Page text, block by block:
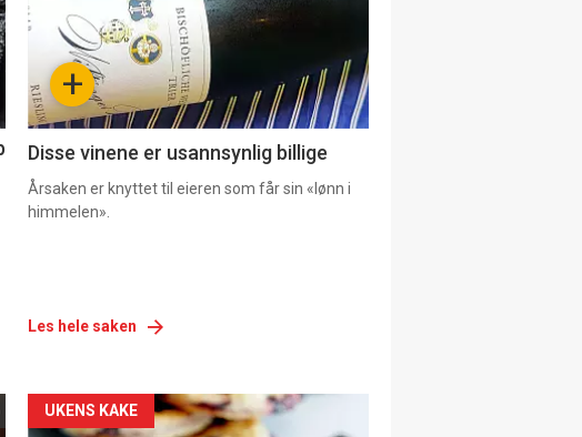
nå
3 +
Disse vinene er usannsynlig billige
Årsaken er knyttet til eieren som får sin «lønn i
himmelen».
Les hele saken
Forsiden
UKENS KAKE